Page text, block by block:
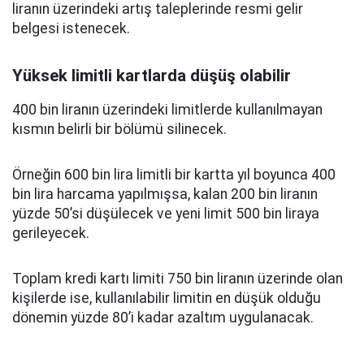
liranın üzerindeki artış taleplerinde resmi gelir
belgesi istenecek.
Yüksek limitli kartlarda düşüş olabilir
400 bin liranın üzerindeki limitlerde kullanılmayan
kısmın belirli bir bölümü silinecek.
Örneğin 600 bin lira limitli bir kartta yıl boyunca 400
bin lira harcama yapılmışsa, kalan 200 bin liranın
yüzde 50’si düşülecek ve yeni limit 500 bin liraya
gerileyecek.
Toplam kredi kartı limiti 750 bin liranın üzerinde olan
kişilerde ise, kullanılabilir limitin en düşük olduğu
dönemin yüzde 80’i kadar azaltım uygulanacak.